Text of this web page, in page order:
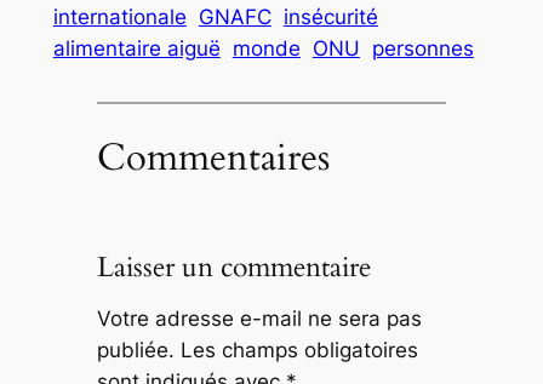
internationale GNAFC insécurité
alimentaire aiguë monde ONU personnes
Commentaires
Laisser un commentaire
Votre adresse e-mail ne sera pas
publiée. Les champs obligatoires